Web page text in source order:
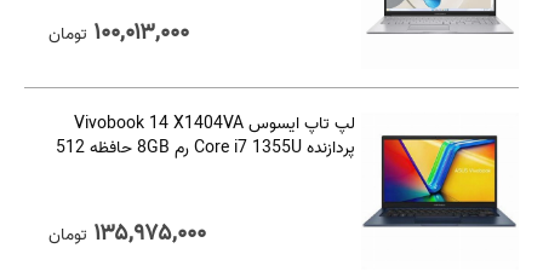
۱۰۰,۰۱۳,۰۰۰ تومان
لپ تاپ ایسوس Vivobook 14 X1404VA
پردازنده Core i7 1355U رم 8GB حافظه 512
۱۳۵,۹۷۵,۰۰۰ تومان